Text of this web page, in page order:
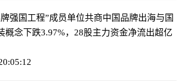
强国工程”成员单位共商中国品牌出海与国
概念下跌3.97%，28股主力资金净流出超亿